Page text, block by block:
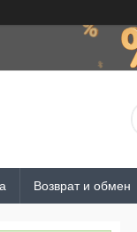
Возврат и обмен